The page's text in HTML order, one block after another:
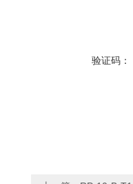
验证码：